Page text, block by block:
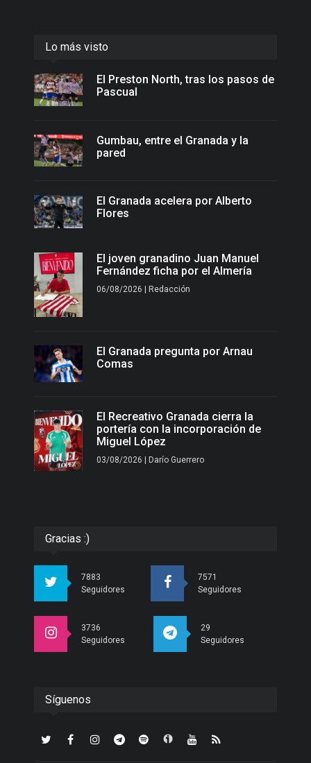
Lo más visto
El Preston North, tras los pasos de
Pascual
Gumbau, entre el Granada y la
pared
El Granada acelera por Alberto
Flores
El joven granadino Juan Manuel
Fernández ficha por el Almería
06/08/2026 | Redacción
El Granada pregunta por Arnau
Comas
El Recreativo Granada cierra la
portería con la incorporación de
Miguel López
03/08/2026 | Darío Guerrero
Gracias :)
7883
Seguidores
7571
Seguidores
3736
Seguidores
29
Seguidores
Síguenos